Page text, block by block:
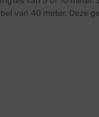
van 40 meter. Deze